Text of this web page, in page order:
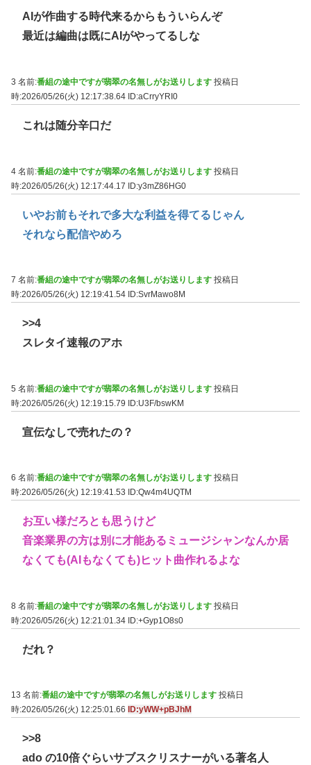
AIが作曲する時代来るからもういらんぞ
最近は編曲は既にAIがやってるしな
3 名前:番組の途中ですが翡翠の名無しがお送りします 投稿日
時:2026/05/26(火) 12:17:38.64 ID:aCrryYRI0
これは随分辛口だ
4 名前:番組の途中ですが翡翠の名無しがお送りします 投稿日
時:2026/05/26(火) 12:17:44.17 ID:y3mZ86HG0
いやお前もそれで多大な利益を得てるじゃん
それなら配信やめろ
7 名前:番組の途中ですが翡翠の名無しがお送りします 投稿日
時:2026/05/26(火) 12:19:41.54 ID:SvrMawo8M
>>4
スレタイ速報のアホ
5 名前:番組の途中ですが翡翠の名無しがお送りします 投稿日
時:2026/05/26(火) 12:19:15.79 ID:U3F/bswKM
宣伝なしで売れたの？
6 名前:番組の途中ですが翡翠の名無しがお送りします 投稿日
時:2026/05/26(火) 12:19:41.53
ID:Qw4m4UQTM
お互い様だろとも思うけど
音楽業界の方は別に才能あるミュージシャンなんか居
なくても(AIもなくても)ヒット曲作れるよな
8 名前:番組の途中ですが翡翠の名無しがお送りします 投稿日
時:2026/05/26(火) 12:21:01.34 ID:+Gyp1O8s0
だれ？
13 名前:番組の途中ですが翡翠の名無しがお送りします 投稿日
時:2026/05/26(火) 12:25:01.66
ID:yWW+pBJhM
>>8
ado の10倍ぐらいサブスクリスナーがいる著名人